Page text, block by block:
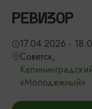
РЕВИЗОР
17.04.2026 -
Советск,
«Молодежный»